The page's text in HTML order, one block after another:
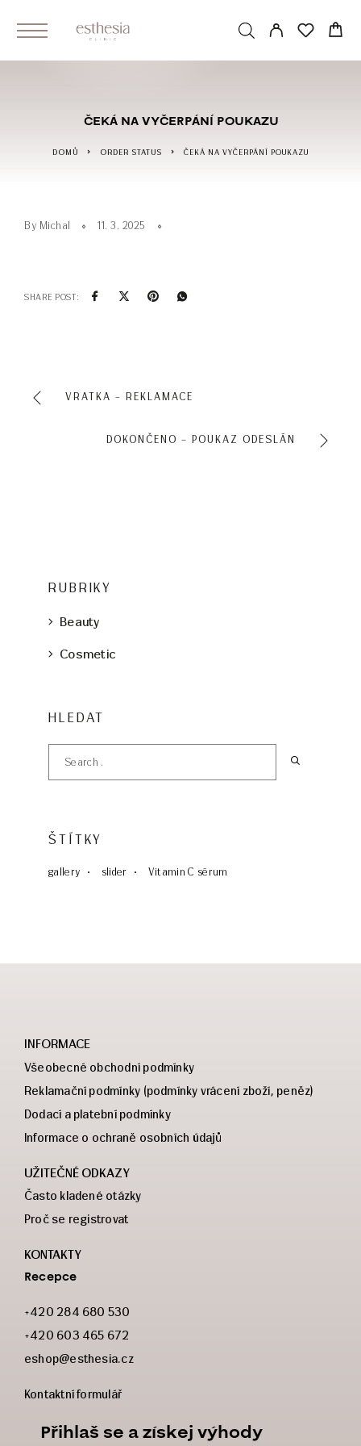
ČEKÁ NA VYČERPÁNÍ POUKAZU
DOMŮ ORDER STATUS ČEKÁ NA VYČERPÁNÍ POUKAZU
By Michal 11. 3. 2025
SHARE POST:
VRATKA – REKLAMACE
DOKONČENO – POUKAZ ODESLÁN
RUBRIKY
Beauty
Cosmetic
HLEDAT
ŠTÍTKY
gallery slider Vitamin C sérum
INFORMACE
Všeobecné obchodní podmínky
Reklamační podmínky (podmínky vrácení zboží, peněz)
Dodací a platební podmínky
Informace o ochraně osobních údajů
UŽITEČNÉ ODKAZY
Často kladené otázky
Proč se registrovat
KONTAKTY
Recepce
+420 284 680 530
+420 603 465 672
eshop@esthesia.cz
Kontaktní formulář
Přihlaš se a získej výhody